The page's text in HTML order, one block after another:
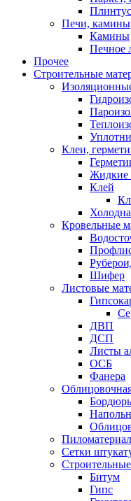
Печи, камины
Камины
Печное
Прочее
Строительные
Клеи,
Жидкие
Клей
Кровельные
Шифер
Листовые
ДВП
ДСП
Листы
ОСБ
Фанера
Пиломатериал
Сетки
Битум
Гипс